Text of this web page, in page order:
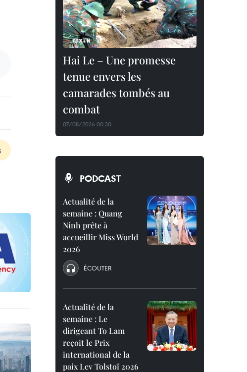
Hai Le – Une promesse
tenue envers les
camarades tombés au
combat
07/08/2026 00:30
PODCAST
Actualité de la
semaine : Quang
Ninh prête à
accueillir Miss World
2026
ÉCOUTER
Actualité de la
semaine : Le
dirigeant To Lam
reçoit le Prix
international de la
paix Lev Tolstoï 2026